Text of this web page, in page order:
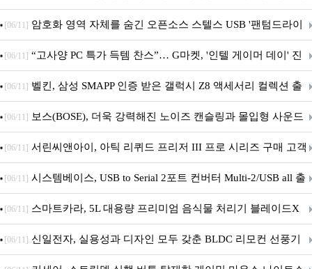
발
[06/11] 암호화 영역 자체를 숨긴 오픈소스 스텔스 USB '팬텀드라이
브' 공개
[06/11] “고사양 PC 특가 득템 찬스”… G마켓, '인텔 게이머 데이' 진
행
[06/11] 벨킨, 삼성 SMAPP 인증 받은 갤럭시 Z8 액세서리 컬렉션 출
시
[06/11] 보스(BOSE), 더욱 강력해진 노이즈 캔슬링과 몰입형 사운드
의 ‘QC 헤드폰 2세대’ 출시
[06/11] 서린씨앤아이, 아틱 리퀴드 프리저 III 프로 시리즈 구매 고객
대상 P12 프로 PST 증정 프로모션 진행
[06/11] 시스템베이스, USB to Serial 2포트 컨버터 Multi-2/USB all 출
시
[06/11] 스마트카라, 5L 대용량 프리미엄 음식물 처리기 블레이드X
그라나이트S 출시
[06/11] 신일전자, 실용성과 디자인 모두 갖춘 BLDC 리모컨 선풍기